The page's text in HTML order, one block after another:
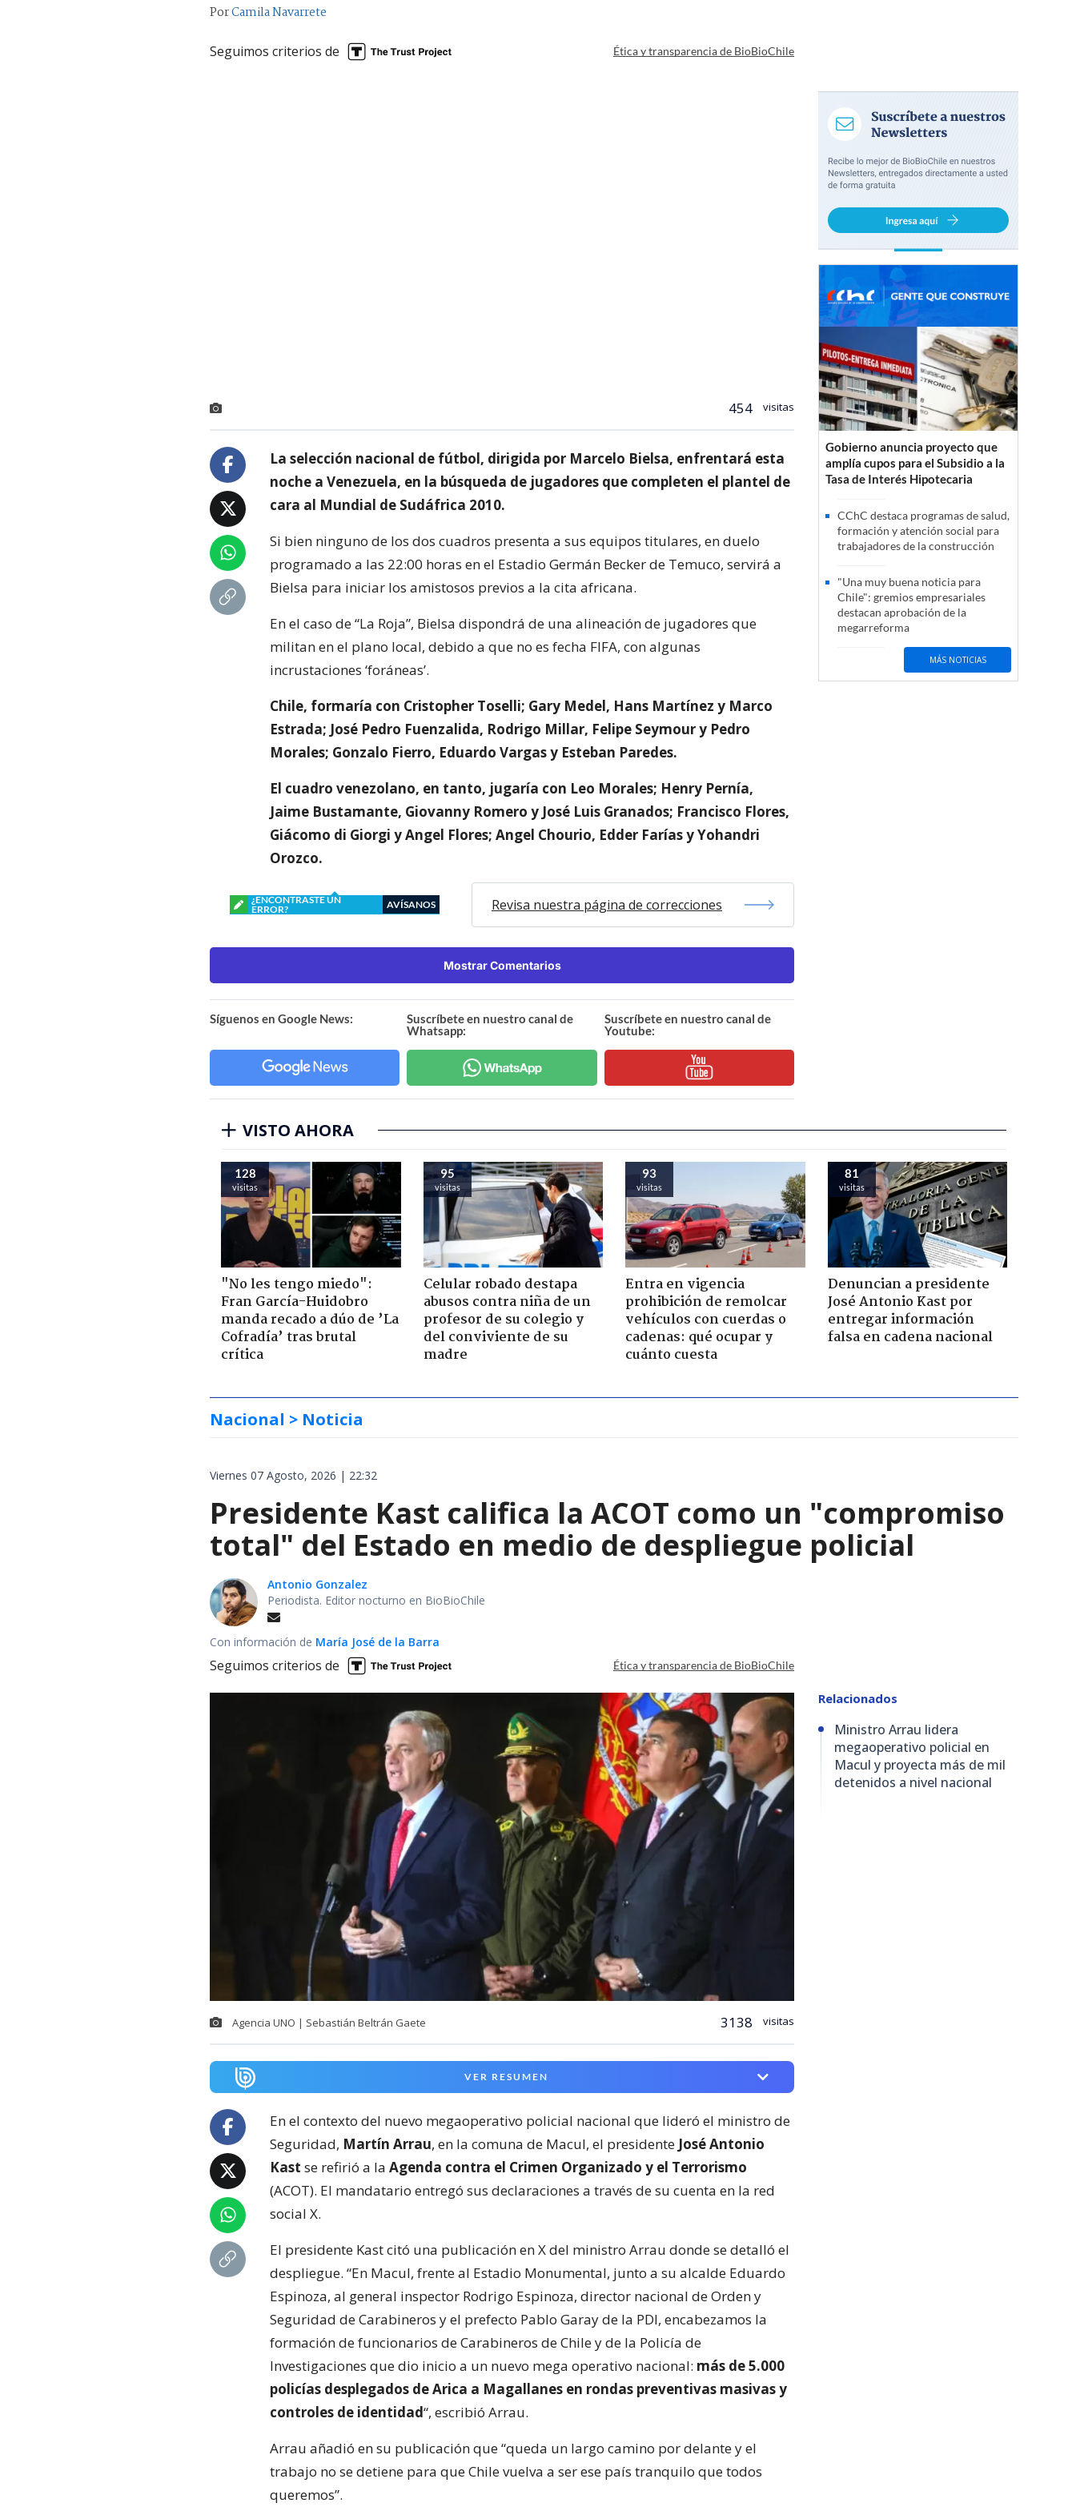
PorCamila Navarrete
Seguimos criterios de Ética y transparencia de BioBioChile
454 visitas
La selección nacional de fútbol, dirigida por Marcelo Bielsa, enfrentará esta
noche a Venezuela, en la búsqueda de jugadores que completen el plantel de
cara al Mundial de Sudáfrica 2010.
Si bien ninguno de los dos cuadros presenta a sus equipos titulares, en duelo
programado a las 22:00 horas en el Estadio Germán Becker de Temuco, servirá a
Bielsa para iniciar los amistosos previos a la cita africana.
En el caso de “La Roja”, Bielsa dispondrá de una alineación de jugadores que
militan en el plano local, debido a que no es fecha FIFA, con algunas
incrustaciones ‘foráneas’.
Chile, formaría con Cristopher Toselli; Gary Medel, Hans Martínez y Marco
Estrada; José Pedro Fuenzalida, Rodrigo Millar, Felipe Seymour y Pedro
Morales; Gonzalo Fierro, Eduardo Vargas y Esteban Paredes.
El cuadro venezolano, en tanto, jugaría con Leo Morales; Henry Pernía,
Jaime Bustamante, Giovanny Romero y José Luis Granados; Francisco Flores,
Giácomo di Giorgi y Angel Flores; Angel Chourio, Edder Farías y Yohandri
Orozco.
¿ENCONTRASTE UN
ERROR?
AVÍSANOS Revisa nuestra página de correcciones
Mostrar Comentarios
Síguenos en Google News:
Suscríbete en nuestro canal de
Whatsapp:
Suscríbete en nuestro canal de
Youtube:
Gobierno anuncia proyecto que
amplía cupos para el Subsidio a la
Tasa de Interés Hipotecaria
CChC destaca programas de salud,
formación y atención social para
trabajadores de la construcción
"Una muy buena noticia para
Chile": gremios empresariales
destacan aprobación de la
megarreforma
MÁS NOTICIAS
VISTO AHORA
128
visitas
"No les tengo miedo":
Fran García-Huidobro
manda recado a dúo de ’La
Cofradía’ tras brutal
crítica
95
visitas
Celular robado destapa
abusos contra niña de un
profesor de su colegio y
del conviviente de su
madre
93
visitas
Entra en vigencia
prohibición de remolcar
vehículos con cuerdas o
cadenas: qué ocupar y
cuánto cuesta
81
visitas
Denuncian a presidente
José Antonio Kast por
entregar información
falsa en cadena nacional
Nacional > Noticia
Viernes 07 Agosto, 2026 | 22:32
Presidente Kast califica la ACOT como un "compromiso
total" del Estado en medio de despliegue policial
Antonio Gonzalez
Periodista. Editor nocturno en BioBioChile
Con información de María José de la Barra
Seguimos criterios de Ética y transparencia de BioBioChile
Agencia UNO | Sebastián Beltrán Gaete 3138 visitas
VER RESUMEN
En el contexto del nuevo megaoperativo policial nacional que lideró el ministro de
Seguridad, Martín Arrau, en la comuna de Macul, el presidente José Antonio
Kast se refirió a la Agenda contra el Crimen Organizado y el Terrorismo
(ACOT). El mandatario entregó sus declaraciones a través de su cuenta en la red
social X.
El presidente Kast citó una publicación en X del ministro Arrau donde se detalló el
despliegue. “En Macul, frente al Estadio Monumental, junto a su alcalde Eduardo
Espinoza, al general inspector Rodrigo Espinoza, director nacional de Orden y
Seguridad de Carabineros y el prefecto Pablo Garay de la PDI, encabezamos la
formación de funcionarios de Carabineros de Chile y de la Policía de
Investigaciones que dio inicio a un nuevo mega operativo nacional: más de 5.000
policías desplegados de Arica a Magallanes en rondas preventivas masivas y
controles de identidad“, escribió Arrau.
Arrau añadió en su publicación que “queda un largo camino por delante y el
trabajo no se detiene para que Chile vuelva a ser ese país tranquilo que todos
queremos”.
Relacionados
Ministro Arrau lidera
megaoperativo policial en
Macul y proyecta más de mil
detenidos a nivel nacional